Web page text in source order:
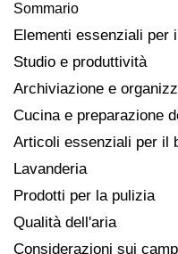
Sommario
Elementi essenziali per
Studio e produttività
Archiviazione e
Cucina e preparazione
Articoli essenziali per il
Lavanderia
Prodotti per la pulizia
Qualità dell'aria
Considerazioni sui